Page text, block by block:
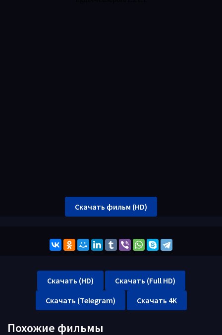
Скачать фильм (HD)
Скачать (HD)
Скачать (Full HD)
Скачать (Telegram)
Скачать 4K
Похожие фильмы